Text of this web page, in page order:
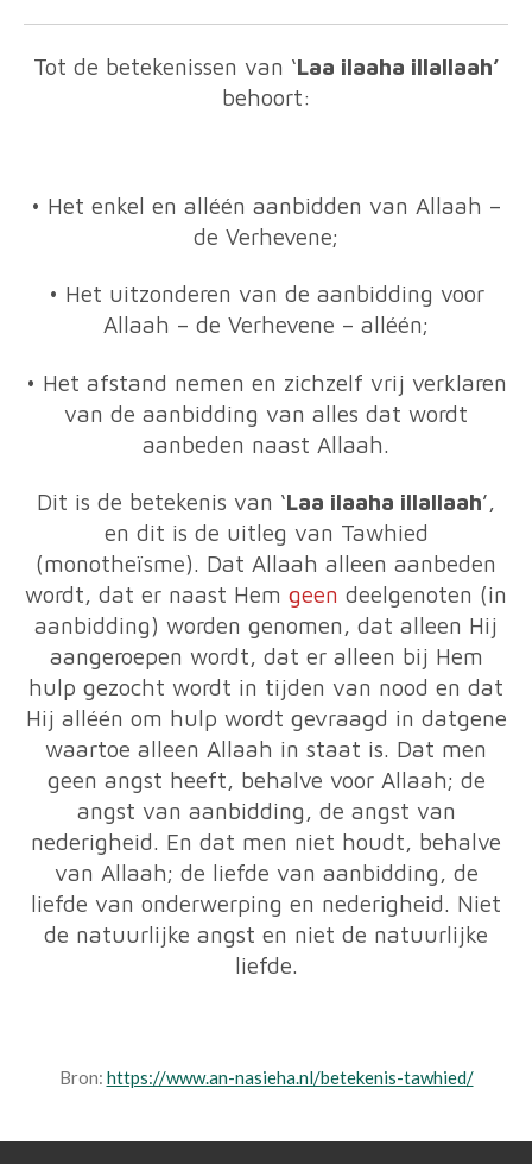
Tot de betekenissen van ‘Laa ilaaha illallaah’
behoort:
• Het enkel en alléén aanbidden van Allaah –
de Verhevene;
• Het uitzonderen van de aanbidding voor
Allaah – de Verhevene – alléén;
• Het afstand nemen en zichzelf vrij verklaren
van de aanbidding van alles dat wordt
aanbeden naast Allaah.
Dit is de betekenis van ‘Laa ilaaha illallaah’,
en dit is de uitleg van Tawhied
(monotheïsme). Dat Allaah alleen aanbeden
wordt, dat er naast Hem geen deelgenoten (in
aanbidding) worden genomen, dat alleen Hij
aangeroepen wordt, dat er alleen bij Hem
hulp gezocht wordt in tijden van nood en dat
Hij alléén om hulp wordt gevraagd in datgene
waartoe alleen Allaah in staat is. Dat men
geen angst heeft, behalve voor Allaah; de
angst van aanbidding, de angst van
nederigheid. En dat men niet houdt, behalve
van Allaah; de liefde van aanbidding, de
liefde van onderwerping en nederigheid. Niet
de natuurlijke angst en niet de natuurlijke
liefde.
Bron: https://www.an-nasieha.nl/betekenis-tawhied/